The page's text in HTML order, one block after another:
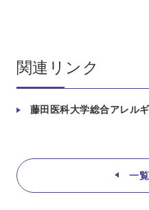
関連リンク
藤田医科大学総合アレル
一